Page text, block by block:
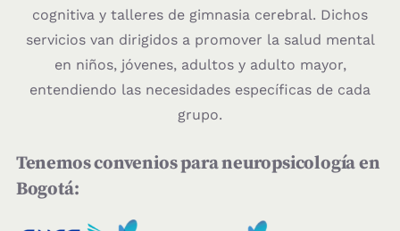
cognitiva y talleres de gimnasia cerebral. Dichos
servicios van dirigidos a promover la salud mental
en niños, jóvenes, adultos y adulto mayor,
entendiendo las necesidades específicas de cada
grupo.
Tenemos convenios para neuropsicología en
Bogotá: